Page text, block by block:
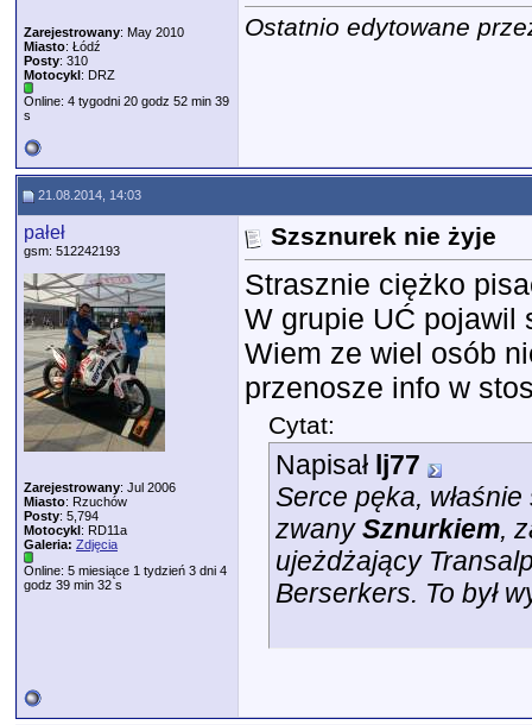
Zarejestrowany: May 2010
Miasto: Łódź
Posty: 310
Motocykl: DRZ
Online: 4 tygodni 20 godz 52 min 39
s
Ostatnio edytowane
21.08.2014, 14:03
pałeł
gsm: 512242193
Zarejestrowany: Jul 2006
Miasto: Rzuchów
Posty: 5,794
Motocykl: RD11a
Galeria: Zdjęcia
Online: 5 miesiące 1 tydzień 3 dni 4
godz 39 min 32 s
Szsznurek nie żyje
Strasznie ciężko
W grupie UĆ pojawil
Wiem ze wiel osób
przenosze info w
Cytat:
Napisał lj77
Serce pęka,
zwanySznurkiem,
ujeżdżający
Berserkers. To był